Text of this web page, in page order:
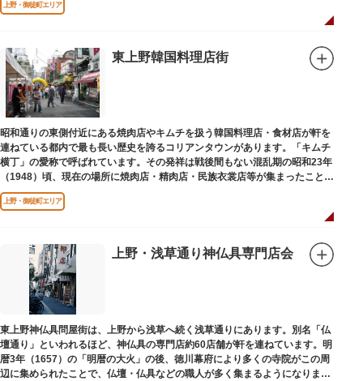
上野・御徒町エリア
東上野韓国料理店街
昭和通りの東側付近にある焼肉店やキムチを扱う韓国料理店・食材店が軒を
連ねている都内で最も長い歴史を誇るコリアンタウンがあります。「キムチ
横丁」の愛称で呼ばれています。その発祥は戦後間もない混乱期の昭和23年
（1948）頃、現在の場所に焼肉店・精肉店・民族衣裳店等が集まったことに
端を発しています。
上野・御徒町エリア
上野・浅草通り神仏具専門店会
東上野神仏具問屋街は、上野から浅草へ続く浅草通りにあります。別名「仏
壇通り」といわれるほど、神仏具の専門店約60店舗が軒を連ねています。明
暦3年（1657）の「明暦の大火」の後、徳川幕府により多くの寺院がこの周
辺に集められたことで、仏壇・仏具などの職人が多く集まるようになりまし